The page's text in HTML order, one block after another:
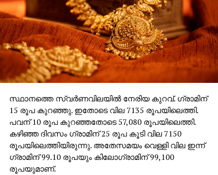
സ്ഥാനത്തെ സ്വർണവിലയിൽ നേരിയ കുറവ്. ഗ്രാമിന്
15 രൂപ കുറഞ്ഞു. ഇതോടെ വില 7135 രൂപയിലെത്തി.
പവന് 10 രൂപ കുറഞ്ഞതോടെ 57,080 രൂപയിലെത്തി.
കഴിഞ്ഞ ദിവസം ഗ്രാമിന് 25 രൂപ കൂടി വില 7150
രൂപയിലെത്തിയിരുന്നു. അതേസമയം വെള്ളി വില ഇന്ന്
ഗ്രാമിന് 99.10 രൂപയും കിലോഗ്രാമിന് 99,100
രൂപയുമാണ്.